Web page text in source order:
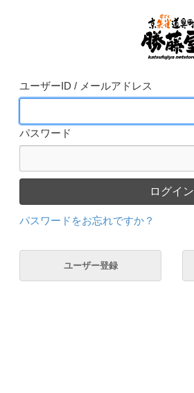
ユーザーID / メールアドレス
パスワード
ログイン
パスワードをお忘れですか？
ユーザー登録